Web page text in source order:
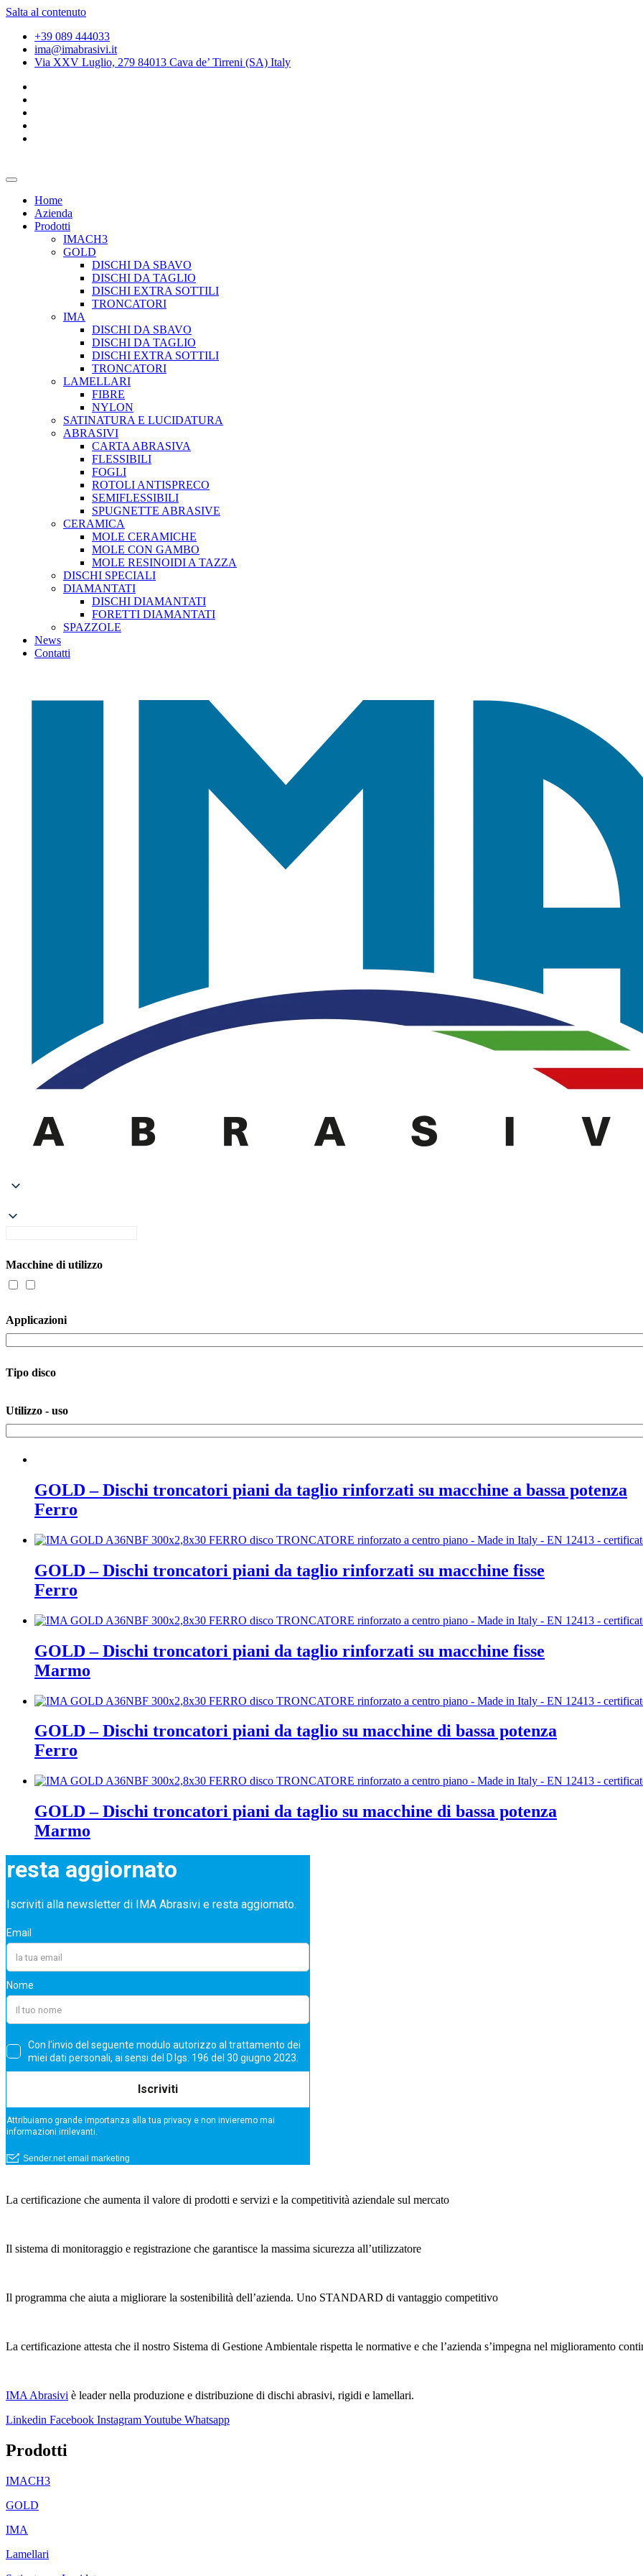
Salta al contenuto
+39 089 444033
ima@imabrasivi.it
Via XXV Luglio, 279 84013 Cava de’ Tirreni (SA) Italy
Home
Azienda
Prodotti
IMACH3
GOLD
DISCHI DA SBAVO
DISCHI DA TAGLIO
DISCHI EXTRA SOTTILI
TRONCATORI
IMA
DISCHI DA SBAVO
DISCHI DA TAGLIO
DISCHI EXTRA SOTTILI
TRONCATORI
LAMELLARI
FIBRE
NYLON
SATINATURA E LUCIDATURA
ABRASIVI
CARTA ABRASIVA
FLESSIBILI
FOGLI
ROTOLI ANTISPRECO
SEMIFLESSIBILI
SPUGNETTE ABRASIVE
CERAMICA
MOLE CERAMICHE
MOLE CON GAMBO
MOLE RESINOIDI A TAZZA
DISCHI SPECIALI
DIAMANTATI
DISCHI DIAMANTATI
FORETTI DIAMANTATI
SPAZZOLE
News
Contatti
Macchine di utilizzo
Applicazioni
Tipo disco
Utilizzo - uso
GOLD – Dischi troncatori piani da taglio rinforzati su macchine a bassa potenza
Ferro
GOLD – Dischi troncatori piani da taglio rinforzati su macchine fisse
Ferro
GOLD – Dischi troncatori piani da taglio rinforzati su macchine fisse
Marmo
GOLD – Dischi troncatori piani da taglio su macchine di bassa potenza
Ferro
GOLD – Dischi troncatori piani da taglio su macchine di bassa potenza
Marmo
La certificazione che aumenta il valore di prodotti e servizi e la competitività aziendale sul mercato
Il sistema di monitoraggio e registrazione che garantisce la massima sicurezza all’utilizzatore
Il programma che aiuta a migliorare la sostenibilità dell’azienda. Uno STANDARD di vantaggio competitivo
La certificazione attesta che il nostro Sistema di Gestione Ambientale rispetta le normative e che l’azienda s’impegna nel miglioramento
IMA Abrasivi è leader nella produzione e distribuzione di dischi abrasivi, rigidi e lamellari.
Linkedin Facebook InstagramYoutube Whatsapp
Prodotti
IMACH3
GOLD
IMA
Lamellari